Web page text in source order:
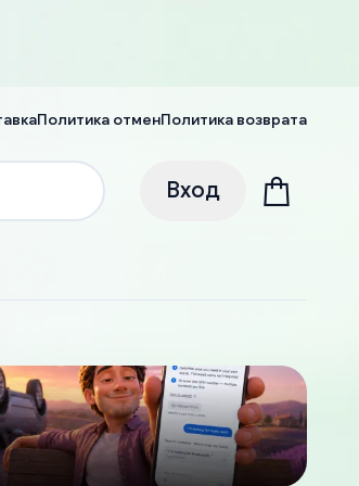
Политика отменПолитика возврата
Вход